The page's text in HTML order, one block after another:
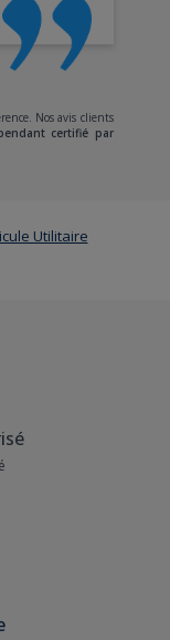
Utilitaire
Nos avis clients
certifié par